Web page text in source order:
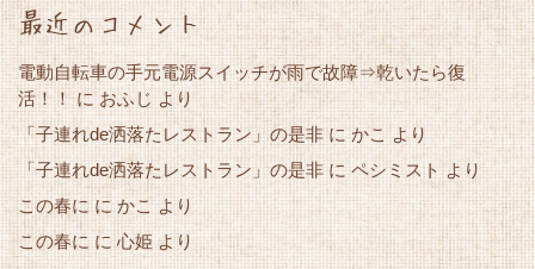
最近のコメント
電動自転車の手元電源スイッチが雨で故障⇒乾いたら復
活！！ に おふじ より
「子連れde洒落たレストラン」の是非 に かこ より
「子連れde洒落たレストラン」の是非 に ペシミスト より
この春に に かこより
この春に に 心姫 より